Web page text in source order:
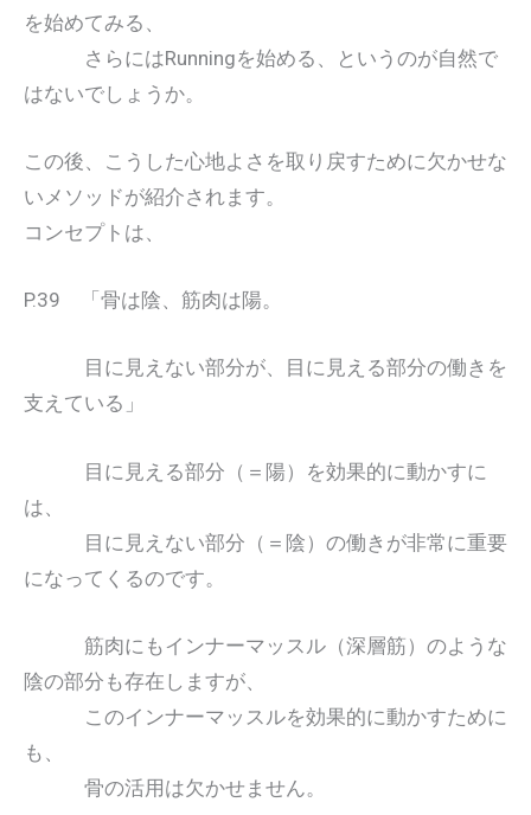
を始めてみる、
さらにはRunningを始める、というのが自然で
はないでしょうか。
この後、こうした心地よさを取り戻すために欠かせな
いメソッドが紹介されます。
コンセプトは、
P.39 「骨は陰、筋肉は陽。
目に見えない部分が、目に見える部分の働きを
支えている」
目に見える部分（＝陽）を効果的に動かすに
は、
目に見えない部分（＝陰）の働きが非常に重要
になってくるのです。
筋肉にもインナーマッスル（深層筋）のような
陰の部分も存在しますが、
このインナーマッスルを効果的に動かすために
も、
骨の活用は欠かせません。